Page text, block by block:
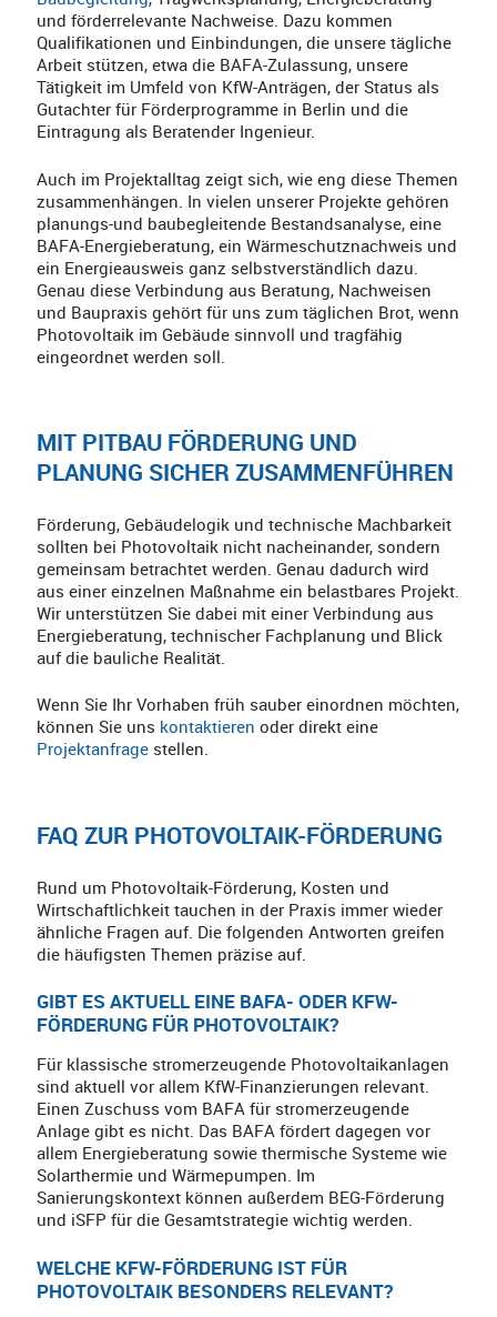
und förderrelevante Nachweise. Dazu kommen
Qualifikationen und Einbindungen, die unsere tägliche
Arbeit stützen, etwa die BAFA-Zulassung, unsere
Tätigkeit im Umfeld von KfW-Anträgen, der Status als
Gutachter für Förderprogramme in Berlin und die
Eintragung als Beratender Ingenieur.
Auch im Projektalltag zeigt sich, wie eng diese Themen
zusammenhängen. In vielen unserer Projekte gehören
planungs-und baubegleitende Bestandsanalyse, eine
BAFA-Energieberatung, ein Wärmeschutznachweis und
ein Energieausweis ganz selbstverständlich dazu.
Genau diese Verbindung aus Beratung, Nachweisen
und Baupraxis gehört für uns zum täglichen Brot, wenn
Photovoltaik im Gebäude sinnvoll und tragfähig
eingeordnet werden soll.
MIT PITBAU FÖRDERUNG UND
PLANUNG SICHER ZUSAMMENFÜHREN
Förderung, Gebäudelogik und technische Machbarkeit
sollten bei Photovoltaik nicht nacheinander, sondern
gemeinsam betrachtet werden. Genau dadurch wird
aus einer einzelnen Maßnahme ein belastbares Projekt.
Wir unterstützen Sie dabei mit einer Verbindung aus
Energieberatung, technischer Fachplanung und Blick
auf die bauliche Realität.
Wenn Sie Ihr Vorhaben früh sauber einordnen möchten,
können Sie uns kontaktieren oder direkt eine
Projektanfrage stellen.
FAQ ZUR PHOTOVOLTAIK-FÖRDERUNG
Rund um Photovoltaik-Förderung, Kosten und
Wirtschaftlichkeit tauchen in der Praxis immer wieder
ähnliche Fragen auf. Die folgenden Antworten greifen
die häufigsten Themen präzise auf.
GIBT ES AKTUELL EINE BAFA- ODER KFW-
FÖRDERUNG FÜR PHOTOVOLTAIK?
Für klassische stromerzeugende Photovoltaikanlagen
sind aktuell vor allem KfW-Finanzierungen relevant.
Einen Zuschuss vom BAFA für stromerzeugende
Anlage gibt es nicht. Das BAFA fördert dagegen vor
allem Energieberatung sowie thermische Systeme wie
Solarthermie und Wärmepumpen. Im
Sanierungskontext können außerdem BEG-Förderung
und iSFP für die Gesamtstrategie wichtig werden.
WELCHE KFW-FÖRDERUNG IST FÜR
PHOTOVOLTAIK BESONDERS RELEVANT?